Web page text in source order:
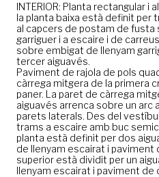
INTERIOR: Planta rectangular i
la planta baixa està definit per
al capcers de postam de fusta
garriguer i a escaire i de
sobre embigat de llenyam
tercer aiguavés.
Paviment de rajola de pols
càrrega mitgera de la primera
paner. La paret de càrrega
aiguavés arrenca sobre un arc
parets laterals. Des del
trams a escaire amb buc
planta està definit per dos
de llenyam escairat i paviment
superior està dividit per un
llenyam escairat i paviment de